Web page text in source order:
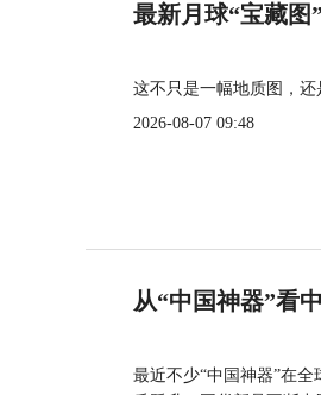
最新月球“宝藏图
这不只是一幅地质图，还
2026-08-07 09:48
从“中国神器”看
最近不少“中国神器”在